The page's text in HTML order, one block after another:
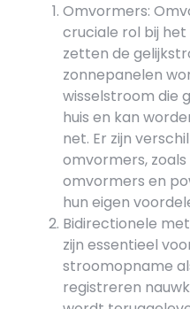
Omvormers:
cruciale rol bij
zetten de
zonnepanelen
wisselstroom die
huis en kan
net. Er zijn
omvormers,
omvormers en
hun eigen
Bidirectionele
zijn essentieel
stroomopname
registreren